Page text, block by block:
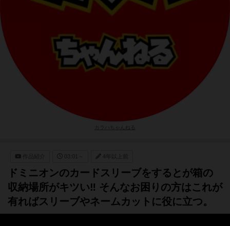
作品紹介 03:01～ 4年以上前
ドミニオンのカードスリーブをするとが箱の
収納場所がキツい‼️ そんなお困りの方はこれが
有ればスリーブやネームカットに役に立つ。